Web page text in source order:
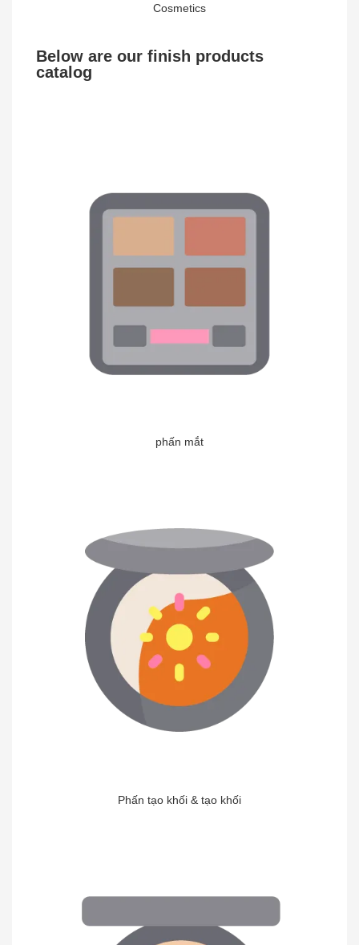
Below are our finish products
catalog
phấn mắt
Phấn tạo khối & tạo khối